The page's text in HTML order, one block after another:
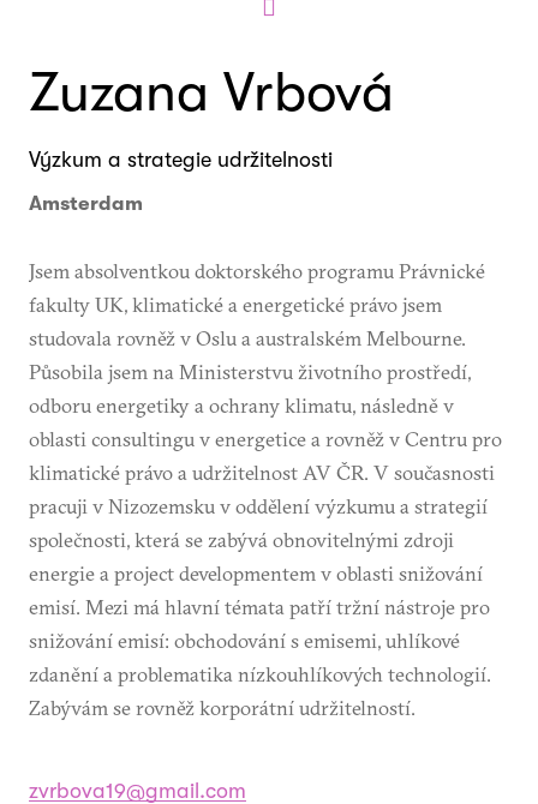
Zuzana Vrbová
Výzkum a strategie udržitelnosti
Amsterdam
Jsem absolventkou doktorského programu Právnické
fakulty UK, klimatické a energetické právo jsem
studovala rovněž v Oslu a australském Melbourne.
Působila jsem na Ministerstvu životního prostředí,
odboru energetiky a ochrany klimatu, následně v
oblasti consultingu v energetice a rovněž v Centru pro
klimatické právo a udržitelnost AV ČR. V současnosti
pracuji v Nizozemsku v oddělení výzkumu a strategií
společnosti, která se zabývá obnovitelnými zdroji
energie a project developmentem v oblasti snižování
emisí. Mezi má hlavní témata patří tržní nástroje pro
snižování emisí: obchodování s emisemi, uhlíkové
zdanění a problematika nízkouhlíkových technologií.
Zabývám se rovněž korporátní udržitelností.
zvrbova19@gmail.com